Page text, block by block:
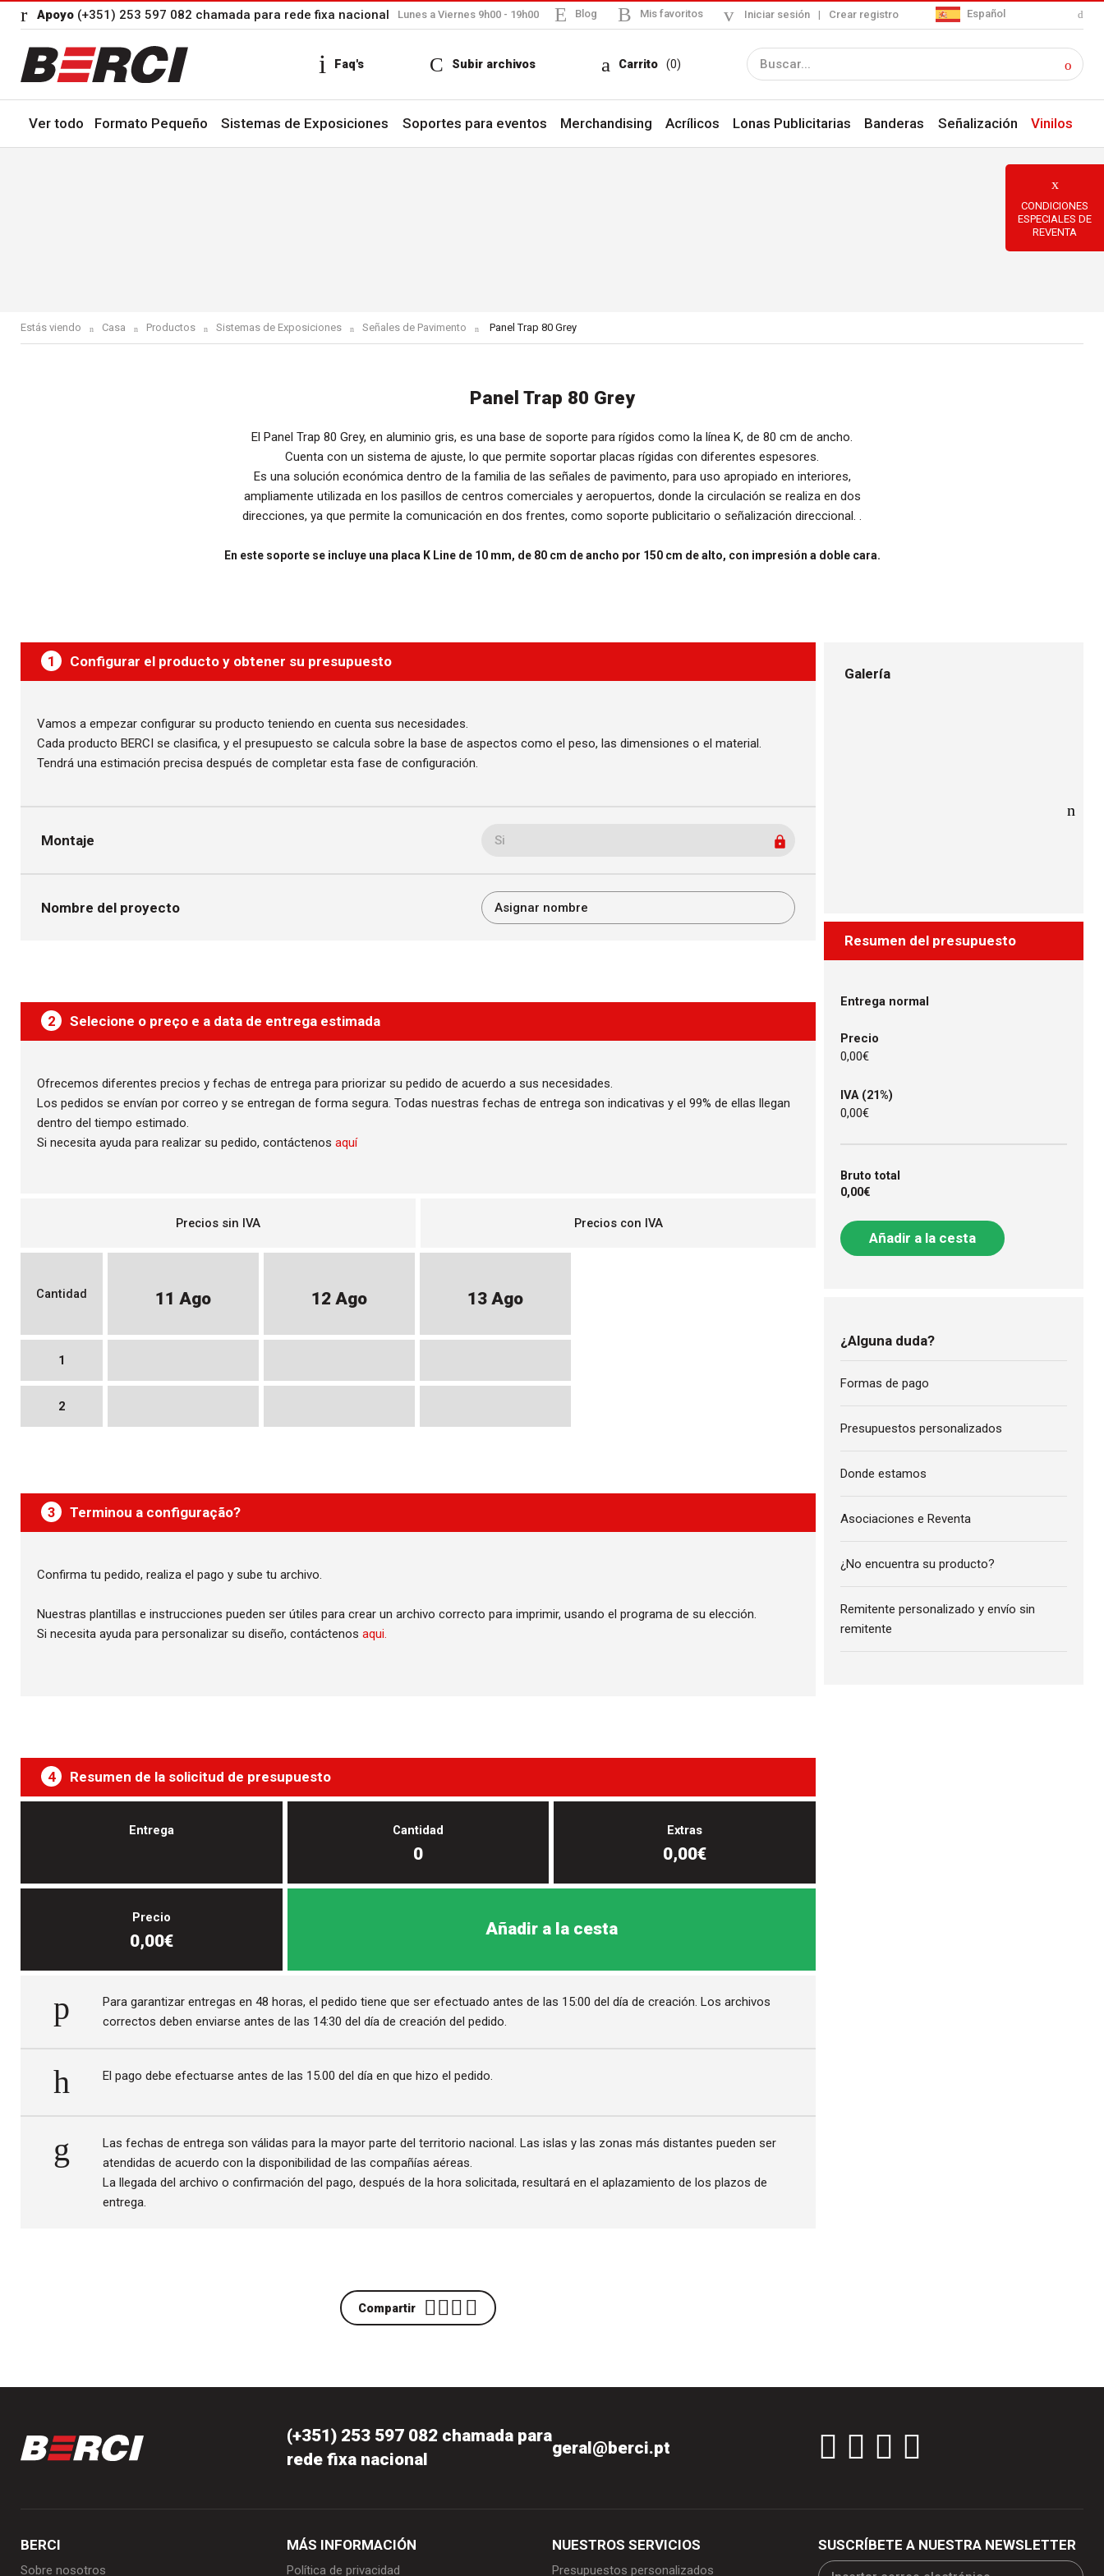
Apoyo (+351) 253 597 082 chamada para rede fixa nacional Lunes a Viernes 9h00 - 19h00 Blog Mis favoritos Iniciar sesión | Crear registro Español
Faq's Subir archivos Carrito (0)
Ver todo Formato Pequeño Sistemas de Exposiciones Soportes para eventos Merchandising Acrílicos Lonas Publicitarias Banderas Señalización Vinilos
Estás viendo Casa Productos Sistemas de Exposiciones Señales de Pavimento Current:
Panel Trap 80 Grey
Panel Trap 80 Grey
El Panel Trap 80 Grey, en aluminio gris, es una base de soporte para rígidos como la línea K, de 80 cm de ancho.
Cuenta con un sistema de ajuste, lo que permite soportar placas rígidas con diferentes espesores.
Es una solución económica dentro de la familia de las señales de pavimento, para uso apropiado en interiores,
ampliamente utilizada en los pasillos de centros comerciales y aeropuertos, donde la circulación se realiza en dos
direcciones, ya que permite la comunicación en dos frentes, como soporte publicitario o señalización direccional. .
En este soporte se incluye una placa K Line de 10 mm, de 80 cm de ancho por 150 cm de alto, con impresión a doble cara.
1 Configurar el producto y obtener su presupuesto
Vamos a empezar configurar su producto teniendo en cuenta sus necesidades.
Cada producto BERCI se clasifica, y el presupuesto se calcula sobre la base de aspectos como el peso, las dimensiones o el material.
Tendrá una estimación precisa después de completar esta fase de configuración.
Montaje
Nombre del proyecto
2 Selecione o preço e a data de entrega estimada
Ofrecemos diferentes precios y fechas de entrega para priorizar su pedido de acuerdo a sus necesidades.
Los pedidos se envían por correo y se entregan de forma segura. Todas nuestras fechas de entrega son indicativas y el 99% de ellas llegan
dentro del tiempo estimado.
Si necesita ayuda para realizar su pedido, contáctenos aquí
Precios sin IVA Precios con IVA
Cantidad 11 Ago 12 Ago 13 Ago
1
2
3 Terminou a configuração?
Confirma tu pedido, realiza el pago y sube tu archivo.
Nuestras plantillas e instrucciones pueden ser útiles para crear un archivo correcto para imprimir, usando el programa de su elección.
Si necesita ayuda para personalizar su diseño, contáctenos aqui.
4 Resumen de la solicitud de presupuesto
Entrega Cantidad
0
Extras
0,00€
Precio
0,00€
Añadir a la cesta
Para garantizar entregas en 48 horas, el pedido tiene que ser efectuado antes de las 15:00 del día de creación. Los archivos
correctos deben enviarse antes de las 14:30 del día de creación del pedido.
El pago debe efectuarse antes de las 15.00 del día en que hizo el pedido.
Las fechas de entrega son válidas para la mayor parte del territorio nacional. Las islas y las zonas más distantes pueden ser
atendidas de acuerdo con la disponibilidad de las compañías aéreas.
La llegada del archivo o confirmación del pago, después de la hora solicitada, resultará en el aplazamiento de los plazos de
entrega.
Compartir
Galería
Resumen del presupuesto
Entrega normal
Precio
0,00€
IVA (21%)
0,00€
Bruto total
0,00€
Añadir a la cesta
¿Alguna duda?
Formas de pago
Presupuestos personalizados
Donde estamos
Asociaciones e Reventa
¿No encuentra su producto?
Remitente personalizado y envío sin
remitente
(+351) 253 597 082 chamada para
rede fixa nacional
geral@berci.pt
BERCI
Sobre nosotros
MÁS INFORMACIÓN
Política de privacidad
NUESTROS SERVICIOS
Presupuestos personalizados
SUSCRÍBETE A NUESTRA NEWSLETTER
CONDICIONES
ESPECIALES DE
REVENTA